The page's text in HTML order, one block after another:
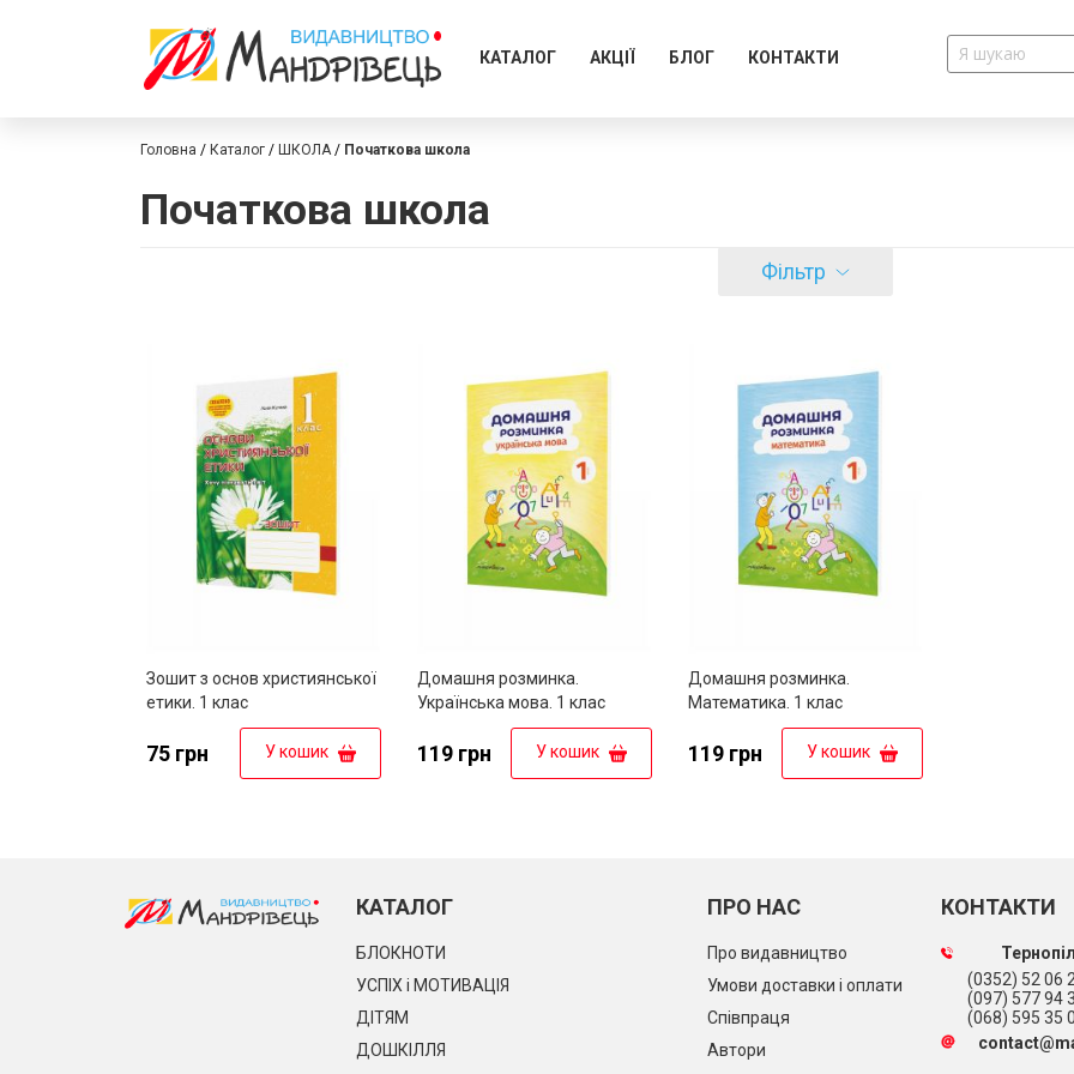
КАТАЛОГ АКЦІЇ БЛОГ КОНТАКТИ
Головна Каталог ШКОЛА Початкова школа
Початкова школа
Фільтр
Зошит з основ християнської
етики. 1 клас
75 грн У кошик
Домашня розминка.
Українська мова. 1 клас
119 грн У кошик
Домашня розминка.
Математика. 1 клас
119 грн У кошик
КАТАЛОГ
БЛОКНОТИ
УСПІХ і МОТИВАЦІЯ
ДІТЯМ
ДОШКІЛЛЯ
ПРО НАС
Про видавництво
Умови доставки і оплати
Співпраця
Автори
КОНТАКТИ
(0352) 52 06
(097) 577 94
(068) 595 35